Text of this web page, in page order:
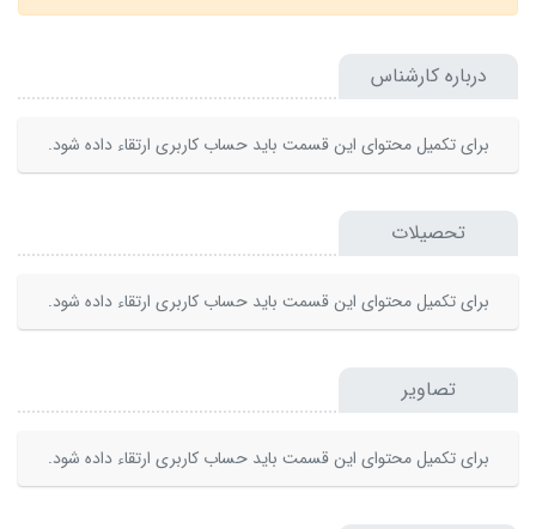
درباره کارشناس
برای تکمیل محتوای این قسمت باید حساب کاربری ارتقاء داده شود.
تحصیلات
برای تکمیل محتوای این قسمت باید حساب کاربری ارتقاء داده شود.
تصاویر
برای تکمیل محتوای این قسمت باید حساب کاربری ارتقاء داده شود.